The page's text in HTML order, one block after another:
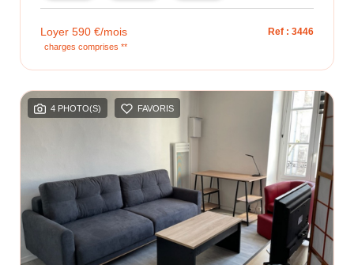
Loyer 590 €/mois
charges comprises **
Ref : 3446
4 PHOTO(S) FAVORIS